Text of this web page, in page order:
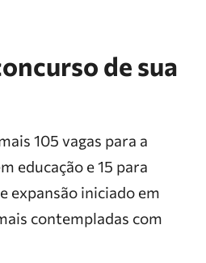
de sua
105 vagas para a
educação e 15 para
expansão iniciado em
contempladas com